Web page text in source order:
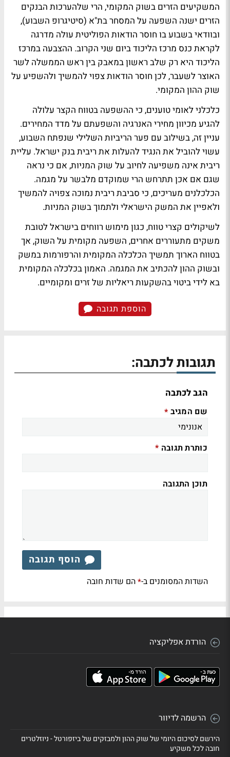
המשקיעים הזרים בשוק המקומי, הרי שלהערכות הבנקים
הזרים ישנה השפעה על המסחר בת"א (סיטיגרופ השבוע),
ובוודאי בשבוע בו חוסר הודאות הפוליטית עולה מדרגה
לקראת כנס מרכז הליכוד ביום שני הקרוב. ההצבעה במרכז
הליכוד היא רק שלב ראשון במאבק בין ראש הממשלה לשר
האוצר לשעבר, לכן חוסר הודאות צפוי להמשיך ולהשפיע על
שוק ההון המקומי.
כלכלני לאומי טוענים, כי ההשפעה בטווח הקצר עלולה
להגיע מכיוון מחירי האנרגיה והשפעתם על מדד המחירים.
עניין זה, בשילוב עם פער הריביות השלילי שנפתח השבוע,
עשוי להוביל את הנגיד להעלות את ריבית בנק ישראל. עליית
ריבית אינה משפיעה לחיוב על שוק המניות, אם כי נראה
שגם אם אכן תתרחש הרי שמוקדם מלבשר על מגמה.
הכלכלנים מעריכים, כי סביבת ריבית נמוכה צפויה להמשיך
ולאפיין את המשק הישראלי ולתמוך בשוק המניות.
לשיקולים קצרי טווח, כגון מימוש רווחים בישראל לטובת
משקים מתעוררים אחרים, השפעה מקומית על השוק, אך
בטווח הארוך תמשיך הכלכלה המקומית והרפורמות במשק
ובשוק ההון להכתיב את המגמה. האמון בכלכלה המקומית
בא לידי ביטוי בהשקעות ריאליות של זרים ומקומיים.
הוספת תגובה
תגובות לכתבה:
הגב לכתבה
שם המגיב *
כותרת תגובה *
תוכן התגובה
הוסף תגובה
השדות המסומנים ב-*הם שדות חובה
הורדת אפליקציה
הרשמה לדיוור
הירשם לסיכום היומי של שוק ההון ולמבזקים של ביזפורטל - ניוזלטרים
חובה לכל משקיע